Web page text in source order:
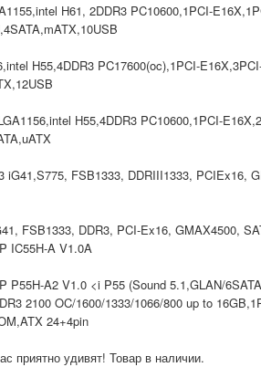
H61, 2DDR3 PC10600,1PCI-
H55,4DDR3 PC17600(oc),1PCI-
H55,4DDR3 PC10600,1PCI-
iG41,S775, FSB1333, DDRIII1333, PCIEx16,
FSB1333, DDR3, PCI-Ex16, GMAX4500,
IC55H-A V1.0A
P55H-A2 V1.0 <i P55 (Sound 5.1,GLAN/
2100 OC/1600/1333/1066/800 up to
24+4pin
приятно удивят! Товар в наличии.